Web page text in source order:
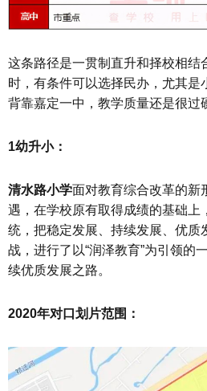
这条路径是一贯制直升和择校相结
时，有条件可以选择民办，尤其是
背靠嘉定一中，教学质量还是很过
1幼升小：
清水路小学面对教育综合改革的新
遇，在学校原有取得成绩的基础上
统，把稳定发展、持续发展、优质
战，进行了以“润泽教育”为引领的
续优质发展之路。
2020年对口划片范围：